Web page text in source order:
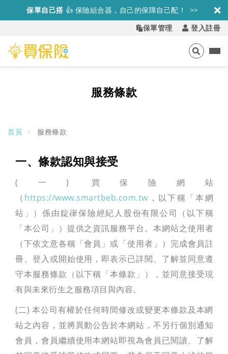
保單自己搭 👍 保險組合器，自己的保障自己配！ >>
保單管理
登入註冊
服務條款
首頁 服務條款
一、條款認知與接受
(一) 買保險網站
（ https://www.smartbeb.com.tw ，以下稱「本網
站」）係由錠嵂保險經紀人股份有限公司（以下稱
「本公司」）提供之資訊服務平台。本網站之使用者
（下依文意各稱「會員」或「使用者」）完成會員註
冊、登入或開始使用，即表示已詳閱、了解並同意遵
守本服務條款（以下稱「本條款」），並同意接受現
有與未來衍生之服務項目與內容。
(二) 本公司有權於任何時間修改或變更本條款及本網
站之內容，並將異動公告於本網站，不另行個別通知
會員，會員繼續使用本網站即視為會員已閱讀、了解